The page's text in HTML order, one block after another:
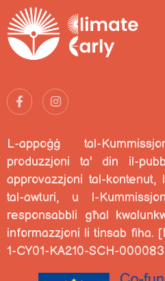
L-appoġġ tal-
produzzjoni ta' din il-
approvazzjoni tal-
tal-awturi, u l-
responsabbli għal
informazzjoni li tinsab fiha.
1-CY01-KA210-SCH-